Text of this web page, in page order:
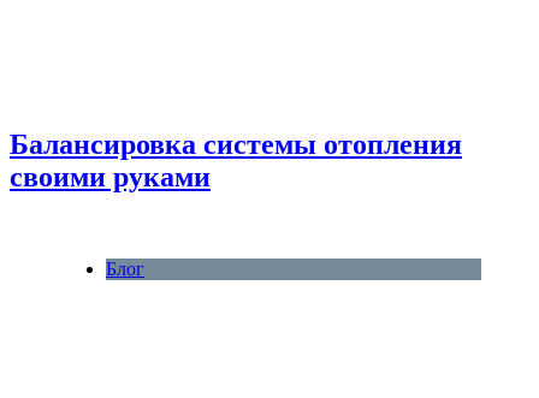
Балансировка системы отопления
своими руками
Блог